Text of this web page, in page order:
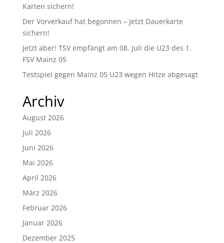
Karten sichern!
Der Vorverkauf hat begonnen – Jetzt Dauerkarte
sichern!
Jetzt aber! TSV empfängt am 08. Juli die U23 des 1.
FSV Mainz 05
Testspiel gegen Mainz 05 U23 wegen Hitze abgesagt
Archiv
August 2026
Juli 2026
Juni 2026
Mai 2026
April 2026
März 2026
Februar 2026
Januar 2026
Dezember 2025